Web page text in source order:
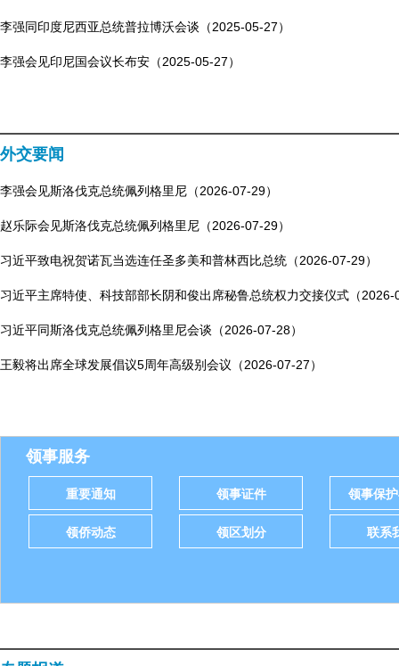
李强同印度尼西亚总统普拉博沃会谈（2025-05-27）
李强会见印尼国会议长布安（2025-05-27）
外交要闻
李强会见斯洛伐克总统佩列格里尼（2026-07-29）
赵乐际会见斯洛伐克总统佩列格里尼（2026-07-29）
习近平致电祝贺诺瓦当选连任圣多美和普林西比总统（2026-07-29）
习近平主席特使、科技部部长阴和俊出席秘鲁总统权力交接仪式（2026-
习近平同斯洛伐克总统佩列格里尼会谈（2026-07-28）
王毅将出席全球发展倡议5周年高级别会议（2026-07-27）
领事服务
重要通知 领事证件 领事保
领侨动态 领区划分 联系